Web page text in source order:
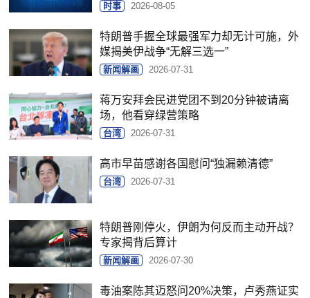
时事 2026-08-05
特朗普手握全球最强军力却无计可施，外
媒揭美伊战争“无解三选一”
新闻解画 2026-07-31
蒋万安拜会民进党团不到20分钟被请离
场，他看穿绿营策略
台湾 2026-07-31
高市早苗感谢各国慰问“独漏赖清德”
台湾 2026-07-31
特朗普刚停火，伊朗为何反而主动开战？
专家揭背后算计
新闻解画 2026-07-30
毒油案陈其迈怒问20%决策，卢秀燕证实